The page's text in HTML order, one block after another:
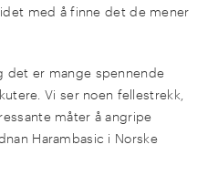
med å finne det de mener
er mange spennende
Vi ser noen fellestrekk,
måter å angripe
Harambasic i Norske